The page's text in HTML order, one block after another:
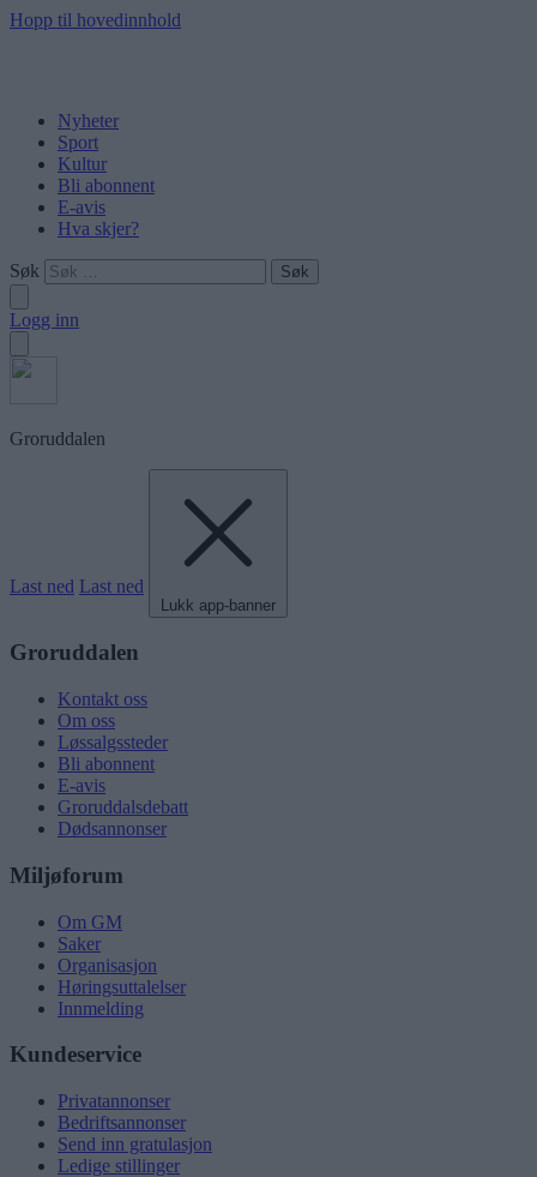
Hopp til hovedinnhold
Nyheter
Sport
Kultur
Bli abonnent
E-avis
Hva skjer?
Søk
Logg inn
Groruddalen
Last ned Last ned
Lukk app-banner
Groruddalen
Kontakt oss
Om oss
Løssalgssteder
Bli abonnent
E-avis
Groruddalsdebatt
Dødsannonser
Miljøforum
Om GM
Saker
Organisasjon
Høringsuttalelser
Innmelding
Kundeservice
Privatannonser
Bedriftsannonser
Send inn gratulasjon
Ledige stillinger